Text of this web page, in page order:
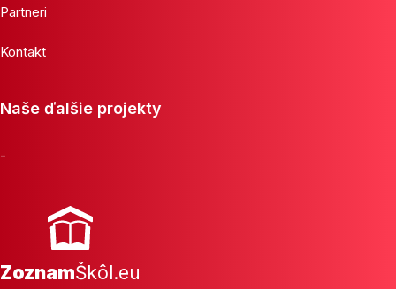
Partneri
Kontakt
Naše ďalšie projekty
-
ZoznamŠkôl.eu